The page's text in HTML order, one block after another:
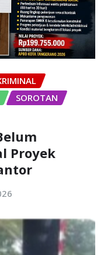
SOROTAN
Proyek